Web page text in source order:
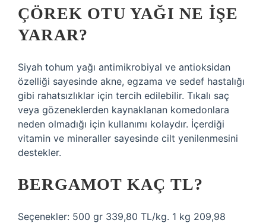
ÇÖREK OTU YAĞI NE IŞE
YARAR?
Siyah tohum yağı antimikrobiyal ve antioksidan
özelliği sayesinde akne, egzama ve sedef hastalığı
gibi rahatsızlıklar için tercih edilebilir. Tıkalı saç
veya gözeneklerden kaynaklanan komedonlara
neden olmadığı için kullanımı kolaydır. İçerdiği
vitamin ve mineraller sayesinde cilt yenilenmesini
destekler.
BERGAMOT KAÇ TL?
Seçenekler: 500 gr 339,80 TL/kg. 1 kg 209,98